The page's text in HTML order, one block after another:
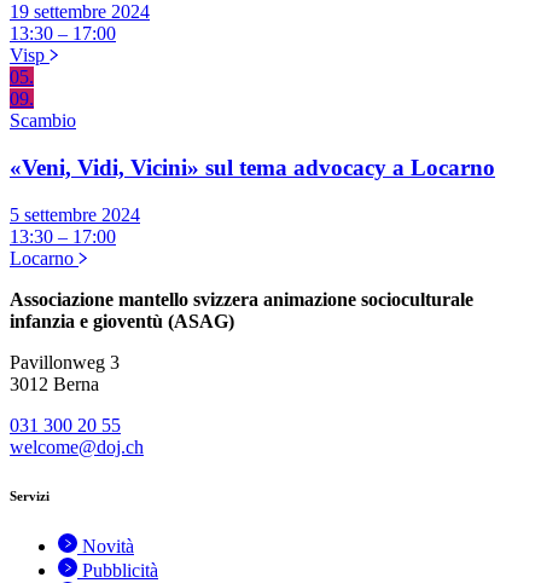
19 settembre 2024
13:30 – 17:00
Visp
05.
09.
Scambio
«Veni, Vidi, Vicini» sul tema advocacy a Locarno
5 settembre 2024
13:30 – 17:00
Locarno
Associazione mantello svizzera animazione socioculturale
infanzia e gioventù (ASAG)
Pavillonweg 3
3012 Berna
031 300 20 55
welcome@doj.ch
Servizi
Novità
Pubblicità